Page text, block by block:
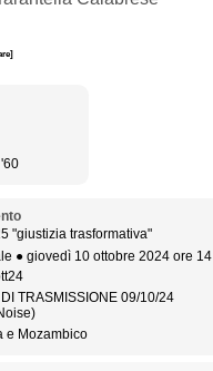
"giustizia trasformativa"
● giovedì 10 ottobre 2024 ore 14
TRASMISSIONE 09/10/24
e Mozambico